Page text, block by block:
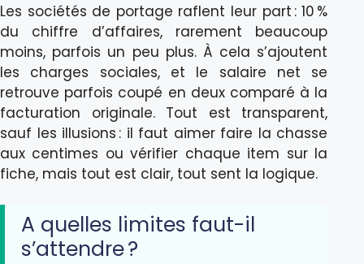
Les sociétés de portage raflent leur part : 10 %
du chiffre d’affaires, rarement beaucoup
moins, parfois un peu plus. À cela s’ajoutent
les charges sociales, et le salaire net se
retrouve parfois coupé en deux comparé à la
facturation originale. Tout est transparent,
sauf les illusions : il faut aimer faire la chasse
aux centimes ou vérifier chaque item sur la
fiche, mais tout est clair, tout sent la logique.
A quelles limites faut-il
s’attendre ?